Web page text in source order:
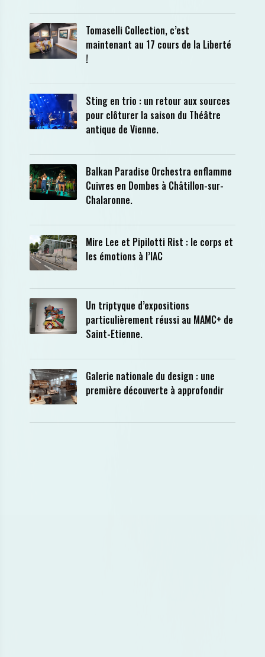
Tomaselli Collection, c’est
maintenant au 17 cours de la Liberté
!
Sting en trio : un retour aux sources
pour clôturer la saison du Théâtre
antique de Vienne.
Balkan Paradise Orchestra enflamme
Cuivres en Dombes à Châtillon-sur-
Chalaronne.
Mire Lee et Pipilotti Rist : le corps et
les émotions à l’IAC
Un triptyque d’expositions
particulièrement réussi au MAMC+ de
Saint-Etienne.
Galerie nationale du design : une
première découverte à approfondir